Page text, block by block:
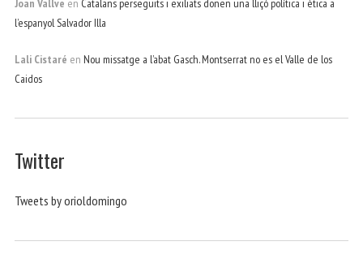
Joan Vallve en Catalans perseguits i exiliats donen una lliçó política i ètica a
l’espanyol Salvador Illa
Lali Cistaré en Nou missatge a l’abat Gasch. Montserrat no es el Valle de los
Caidos
Twitter
Tweets by orioldomingo